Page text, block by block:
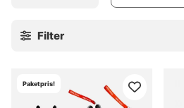
Filter
Paketpris!